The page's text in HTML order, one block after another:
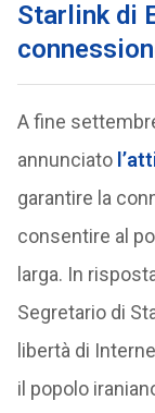
Starlink di
A fine
annunciato
garantire la
consentire al
larga. In
Segretario di
libertà di
il popolo